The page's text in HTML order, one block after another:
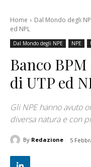
Home Dal Mondo degli
ed NPL
Dal Mondo degli NPE NPE
Banco
di UTP ed
Gli NPE hanno avuto
diversa natura e con
By Redazione 5